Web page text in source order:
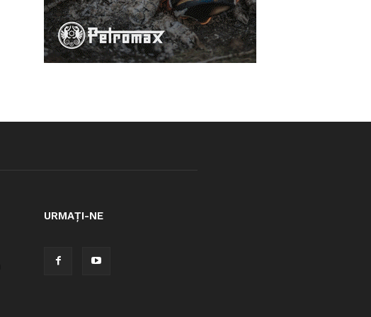
URMAȚI-NE